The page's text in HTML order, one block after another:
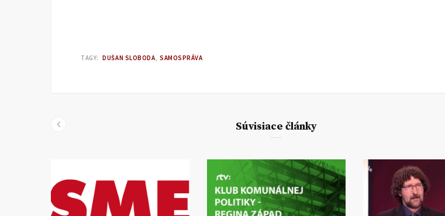
TAGY: DUŠAN SLOBODA SAMOSPRÁVA
Súvisiace články